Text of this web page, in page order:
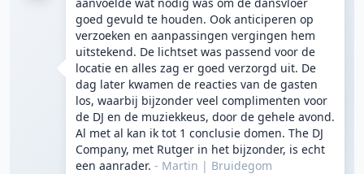
goed gevuld te houden. Ook anticiperen op
verzoeken en aanpassingen vergingen hem
uitstekend. De lichtset was passend voor de
locatie en alles zag er goed verzorgd uit. De
dag later kwamen de reacties van de gasten
los, waarbij bijzonder veel complimenten voor
de DJ en de muziekkeus, door de gehele avond.
Al met al kan ik tot 1 conclusie domen. The DJ
Company, met Rutger in het bijzonder, is echt
een aanrader. - Martin | Bruidegom